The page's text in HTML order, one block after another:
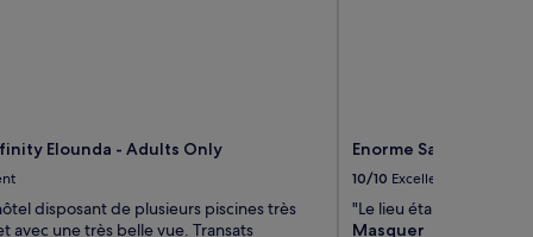
Elounda - Adults Only
disposant de plusieurs piscines très
avec une très belle vue. Transats
Enorme Santanna
10/10 Excellent
"Le lieu était au top,
Masquer